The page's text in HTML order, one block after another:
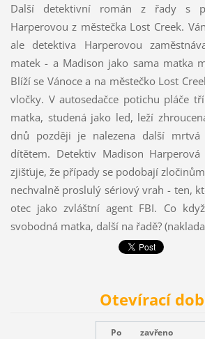
Další detektivní román z řady s
Harperovou z městečka Lost Creek.
ale detektiva Harperovou
matek - a Madison jako sama matka
Blíží se Vánoce a na městečko Lost
vločky. V autosedačce potichu pláče
matka, studená jako led, leží
dnů později je nalezena další
dítětem. Detektiv Madison
zjišťuje, že případy se podobají
nechvalně proslulý sériový vrah - ten,
otec jako zvláštní agent FBI. Co
svobodná matka, další na řadě?
Otevírací
Po
zavřeno